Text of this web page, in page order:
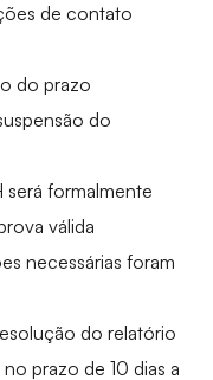
de contato
do prazo
do
será formalmente
válida
necessárias foram
do relatório
prazo de 10 dias a